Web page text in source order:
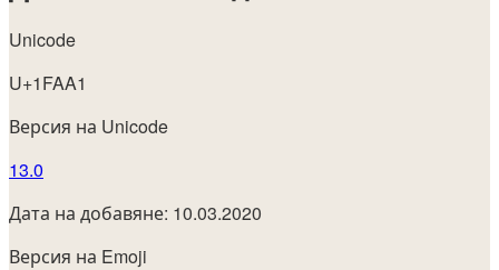
Unicode
U+1FAA1
Версия на Unicode
13.0
Дата на добавяне: 10.03.2020
Версия на Emoji